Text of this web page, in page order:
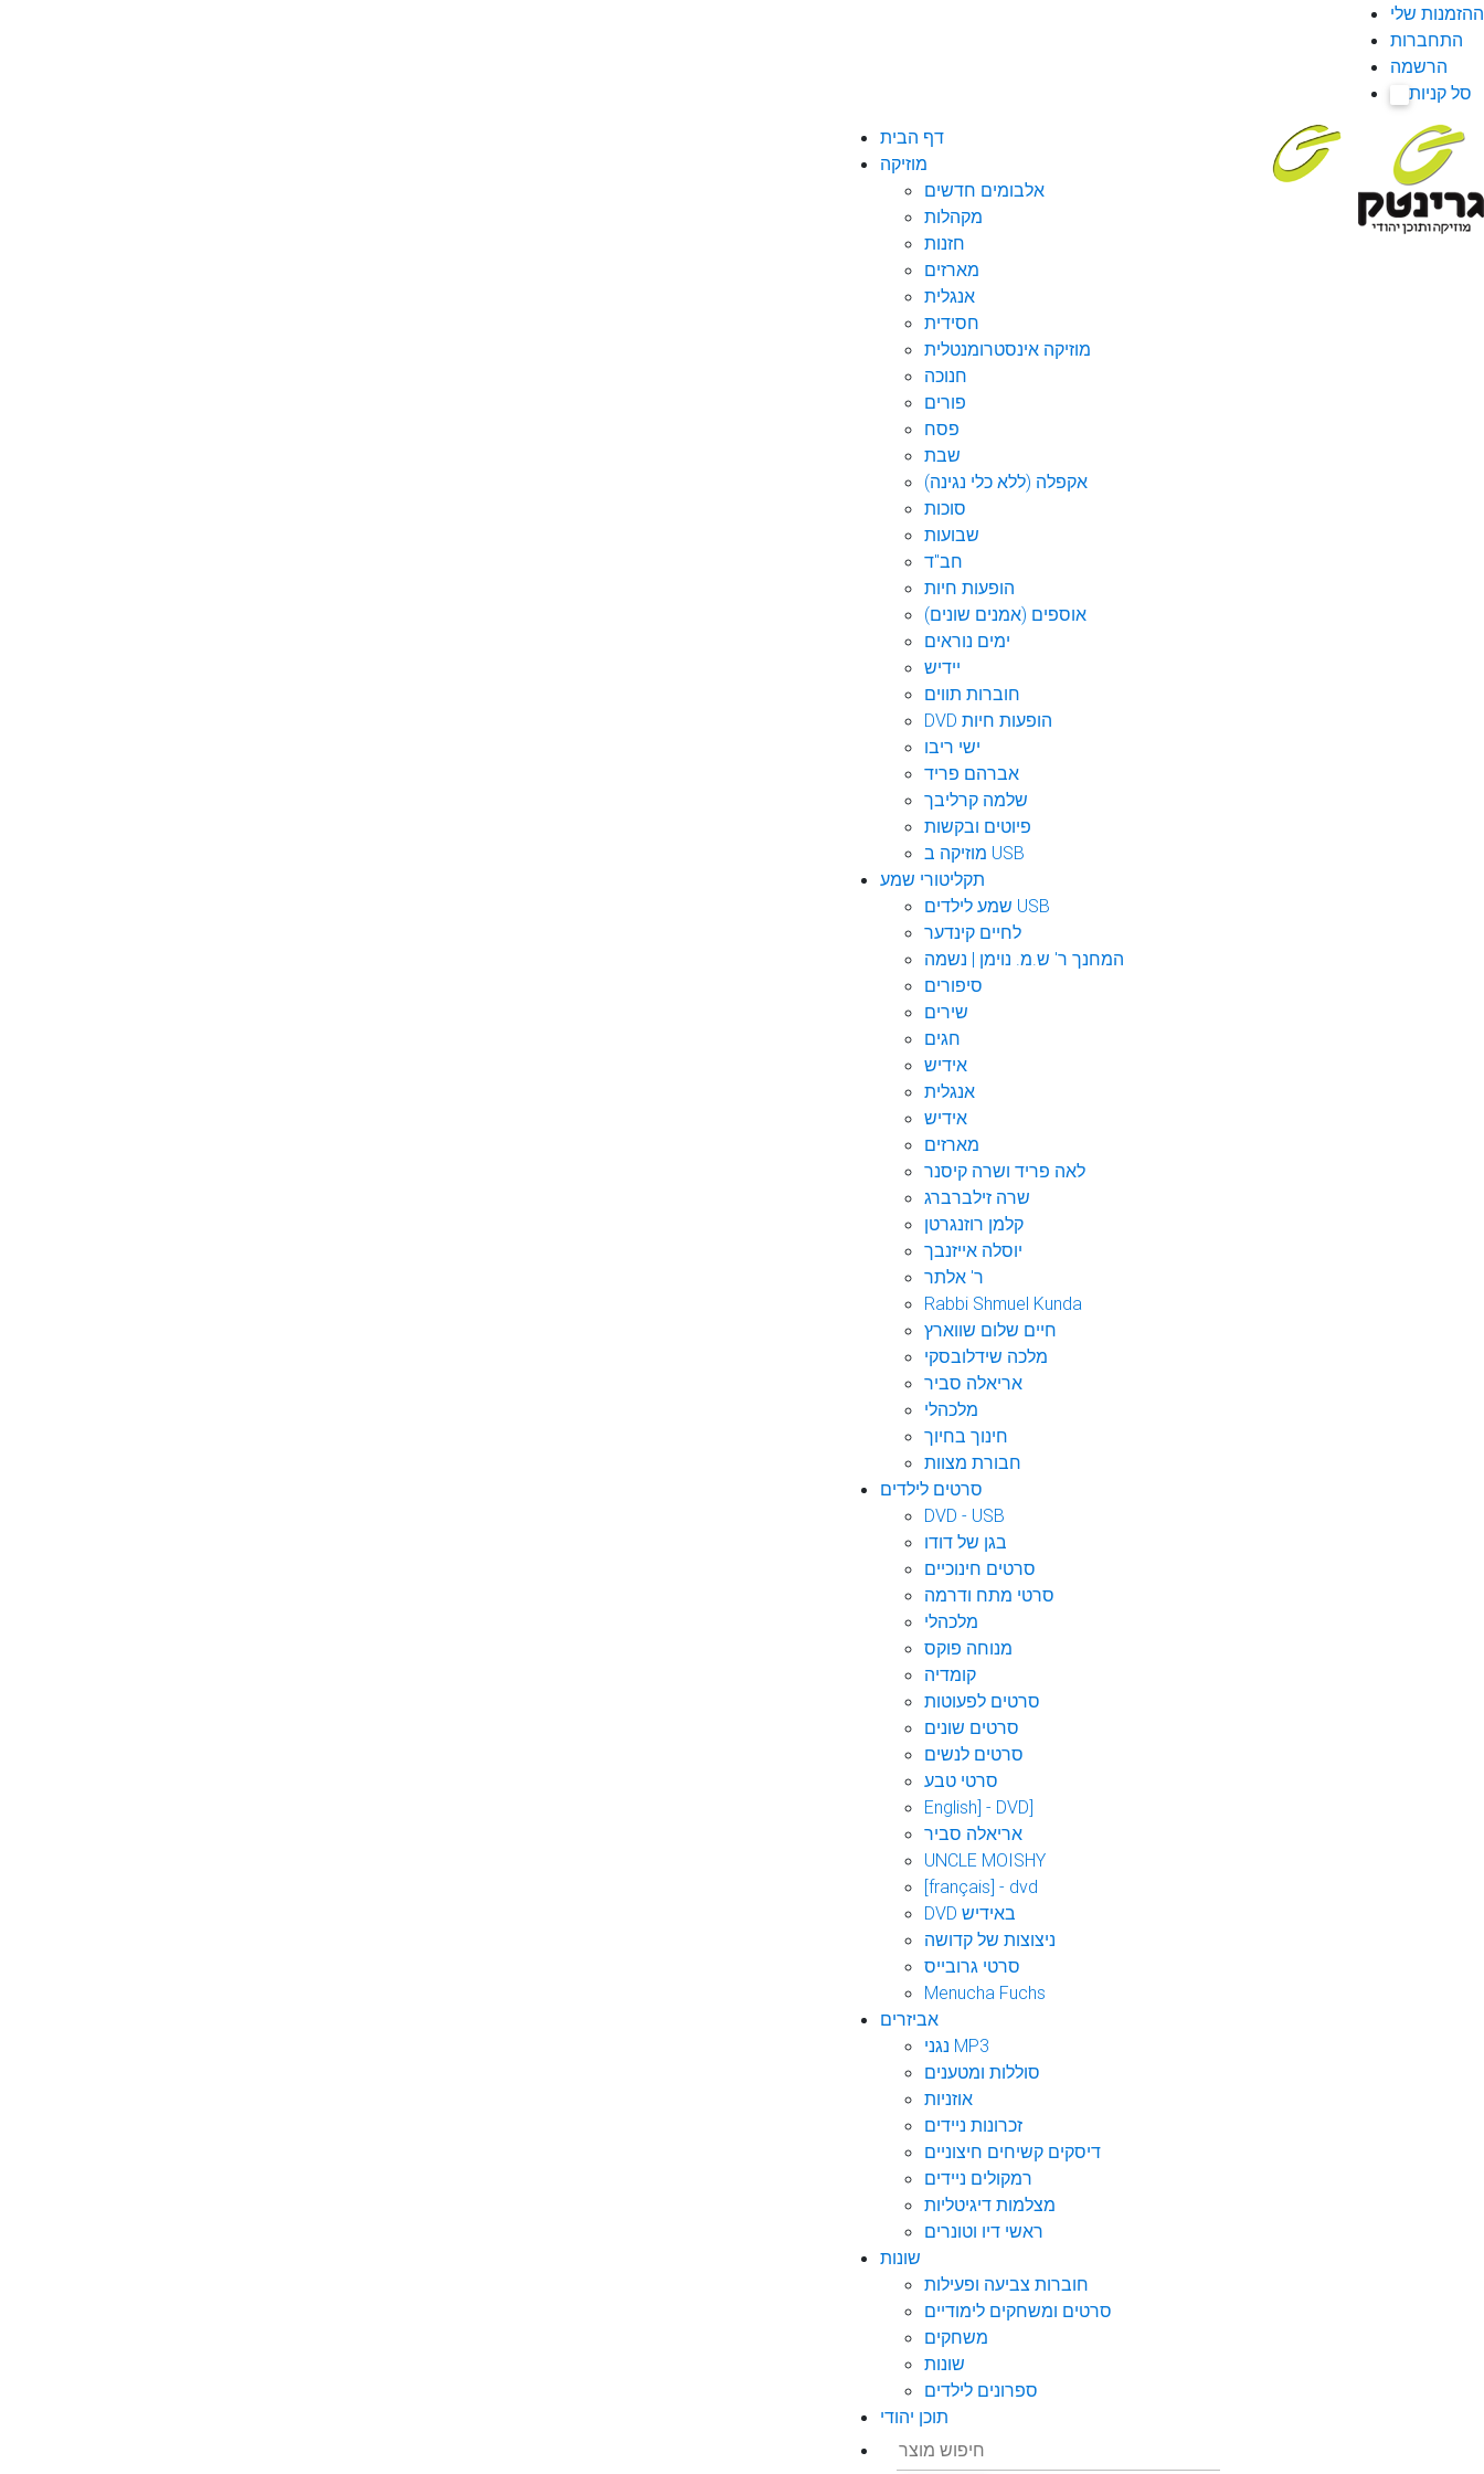
ההזמנות שלי
התחברות
הרשמה
סל קניות
דף הבית
מוזיקה
אלבומים חדשים
מקהלות
חזנות
מארזים
אנגלית
חסידית
מוזיקה אינסטרומנטלית
חנוכה
פורים
פסח
שבת
אקפלה (ללא כלי נגינה)
סוכות
שבועות
חב"ד
הופעות חיות
אוספים (אמנים שונים)
ימים נוראים
יידיש
חוברות תווים
DVD הופעות חיות
ישי ריבו
אברהם פריד
שלמה קרליבך
פיוטים ובקשות
מוזיקה ב USB
תקליטורי שמע
שמע לילדים USB
לחיים קינדער
המחנך ר' ש.מ. נוימן | נשמה
סיפורים
שירים
חגים
אידיש
אנגלית
אידיש
מארזים
לאה פריד ושרה קיסנר
שרה זילברברג
קלמן רוזנגרטן
יוסלה אייזנבך
ר' אלתר
Rabbi Shmuel Kunda
חיים שלום שווארץ
מלכה שידלובסקי
אריאלה סביר
מלכהלי
חינוך בחיוך
חבורת מצוות
סרטים לילדים
DVD - USB
בגן של דודו
סרטים חינוכיים
סרטי מתח ודרמה
מלכהלי
מנוחה פוקס
קומדיה
סרטים לפעוטות
סרטים שונים
סרטים לנשים
סרטי טבע
English] - DVD]
אריאלה סביר
UNCLE MOISHY
[français] - dvd
DVD באידיש
ניצוצות של קדושה
סרטי גרובייס
Menucha Fuchs
אביזרים
נגני MP3
סוללות ומטענים
אוזניות
זכרונות ניידים
דיסקים קשיחים חיצוניים
רמקולים ניידים
מצלמות דיגיטליות
ראשי דיו וטונרים
שונות
חוברות צביעה ופעילות
סרטים ומשחקים לימודיים
משחקים
שונות
ספרונים לילדים
תוכן יהודי